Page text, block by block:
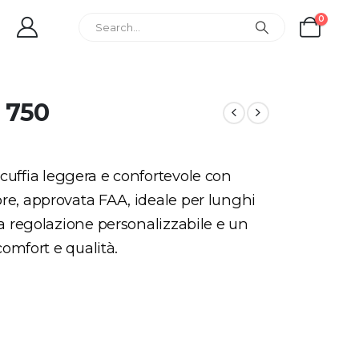
0
leggera e confortevole con
approvata FAA, ideale per lunghi
regolazione personalizzabile e un
e qualità.